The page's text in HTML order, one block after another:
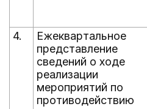
4.
Ежеквартальное
представление
сведений о ходе
реализации
мероприятий по
противодействию